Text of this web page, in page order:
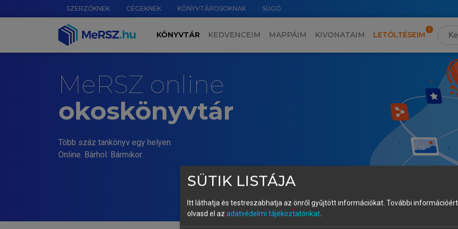
SZERZŐKNEK CÉGEKNEK KÖNYVTÁROSOKNAK SÚGÓ
KÖNYVTÁR KEDVENCEIM MAPPÁIM KIVONATAIM LETÖLTÉSEIM
MeRSZ online
okoskönyvtár
Több száz tankönyv egy helyen.
Online. Bárhol. Bármikor.
SÜTIK LISTÁJA
Itt láthatja és testreszabhatja az önről gyűjtött információkat. További
olvasd el az adatvédelmi tájékoztatónkat.